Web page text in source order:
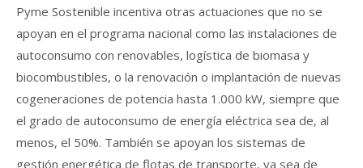
Pyme Sostenible incentiva otras actuaciones que no se
apoyan en el programa nacional como las instalaciones de
autoconsumo con renovables, logística de biomasa y
biocombustibles, o la renovación o implantación de nuevas
cogeneraciones de potencia hasta 1.000 kW, siempre que
el grado de autoconsumo de energía eléctrica sea de, al
menos, el 50%. También se apoyan los sistemas de
gestión energética de flotas de transporte, ya sea de